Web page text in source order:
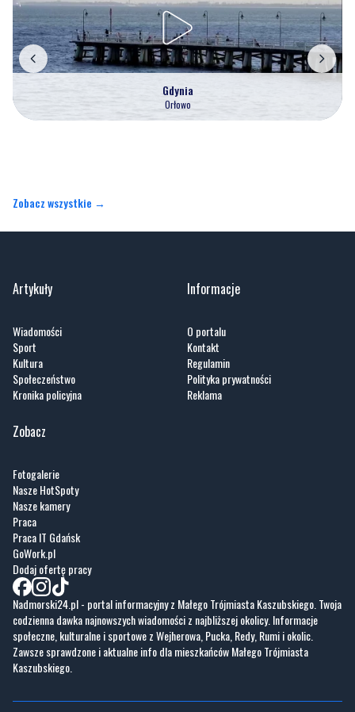
Artykuły
Wiadomości
Sport
Społeczeństwo
Informacje
O portalu
Kontakt
Zobacz
Fotogalerie
Nasze HotSpoty
Nasze kamery
Praca
Praca IT Gdańsk
GoWork.pl
Dodaj ofertę pracy
Nadmorski24.pl - portal informacyjny z Małego Trójmiasta Kaszubskiego. Twoja
codzienna dawka najnowszych wiadomości z najbliższej okolicy. Informacje